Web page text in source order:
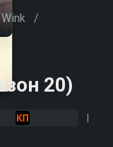
Wink /
20)